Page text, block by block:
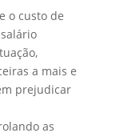
o custo de
a mais e
prejudicar
as